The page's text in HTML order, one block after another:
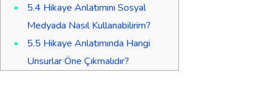
5.4 Hikaye Anlatımını Sosyal
Medyada Nasıl Kullanabilirim?
5.5 Hikaye Anlatımında Hangi
Unsurlar Öne Çıkmalıdır?